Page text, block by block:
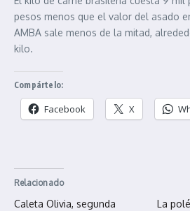
pesos menos que el valor del asado
AMBA sale menos de la mitad,
kilo.
Compártelo:
Facebook X
Relacionado
Caleta Olivia, segunda
La